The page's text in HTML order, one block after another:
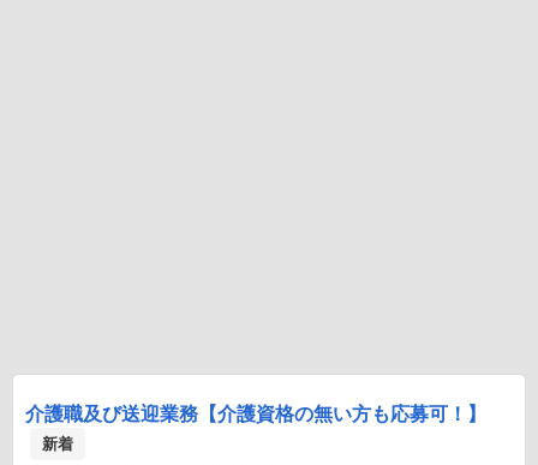
介護職及び送迎業務【介護資格の無い方も応募可！】
新着